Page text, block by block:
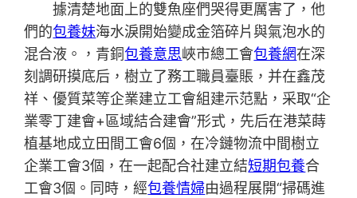
據清楚地面上的雙魚座們哭得更厲害了，他
們的包養妹海水淚開始變成金箔碎片與氣泡水的
混合液。，青銅包養意思峽市總工會包養網在深
刻調研摸底后，樹立了務工職員臺賬，并在鑫茂
祥、優質菜等企業建立工會組建示范點，采取“企
業零丁建會+區域結合建會”形式，先后在港菜蒔
植基地成立田間工會6個，在冷鏈物流中間樹立
企業工會3個，在一起配合社建立結短期包養合
工會3個。同時，經包養情婦由過程展開“掃碼進